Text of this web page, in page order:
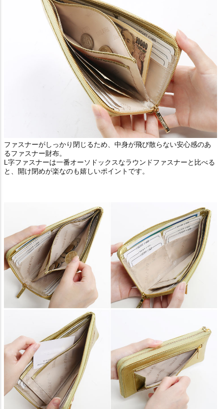
ファスナーがしっかり閉じるため、中身が飛び散らない安心感のあ
るファスナー財布。
L字ファスナーは一番オーソドックスなラウンドファスナーと比べる
と、開け閉めが楽なのも嬉しいポイントです。